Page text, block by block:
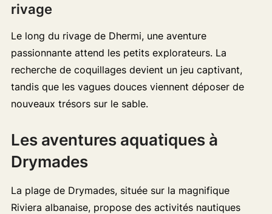
rivage
Le long du rivage de Dhermi, une aventure
passionnante attend les petits explorateurs. La
recherche de coquillages devient un jeu captivant,
tandis que les vagues douces viennent déposer de
nouveaux trésors sur le sable.
Les aventures aquatiques à
Drymades
La plage de Drymades, située sur la magnifique
Riviera albanaise, propose des activités nautiques